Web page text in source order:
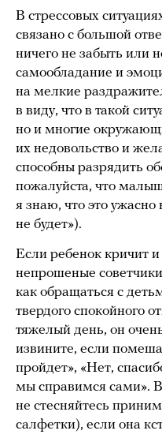
В стрессовых
связано с большой
ничего не забыть или
самообладание и
на мелкие
в виду, что в такой
но и многие
их недовольство и
способны разрядить
пожалуйста, что
я знаю, что это
не будет»).
Если ребенок кричит и
непрошеные
как обращаться с
твердого спокойного
тяжелый день, он
извините, если
пройдет», «Нет,
мы справимся сами».
не стесняйтесь
салфетки), если она